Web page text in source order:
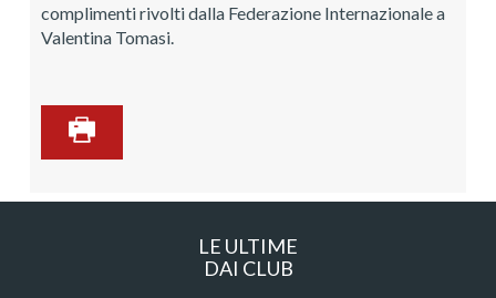
complimenti rivolti dalla Federazione Internazionale a
Valentina Tomasi.
LE ULTIME
DAI CLUB